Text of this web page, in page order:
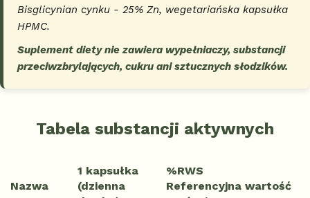
Bisglicynian cynku - 25% Zn, wegetariańska kapsułka
HPMC.
Suplement diety nie zawiera wypełniaczy, substancji
przeciwzbrylających, cukru ani sztucznych słodzików.
Tabela substancji aktywnych
Nazwa
1 kapsułka
(dzienna
%RWS
Referencyjna wartość